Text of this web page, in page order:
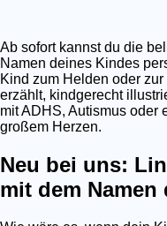
Ab sofort kannst du die
Namen deines Kindes
Kind zum Helden oder
erzählt, kindgerecht
mit ADHS, Autismus oder
großem Herzen.
Neu bei uns:
mit dem